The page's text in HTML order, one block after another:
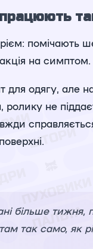
на симптом.
одягу, але
не
більше тижня,
так само, як